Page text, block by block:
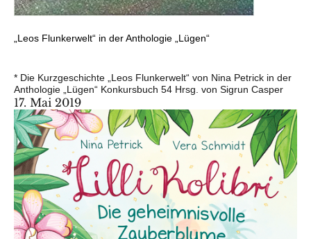
„Leos Flunkerwelt“ in der Anthologie „Lügen“
* Die Kurzgeschichte „Leos Flunkerwelt“ von Nina Petrick in der
Anthologie „Lügen“ Konkursbuch 54 Hrsg. von Sigrun Casper
17. Mai 2019